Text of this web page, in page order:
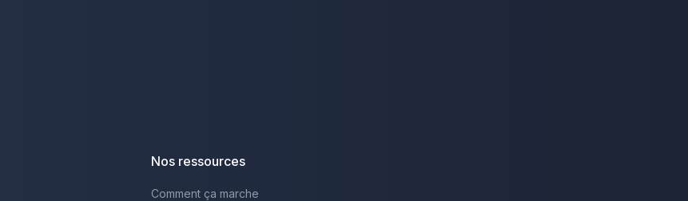
Nos ressources
Comment ça marche